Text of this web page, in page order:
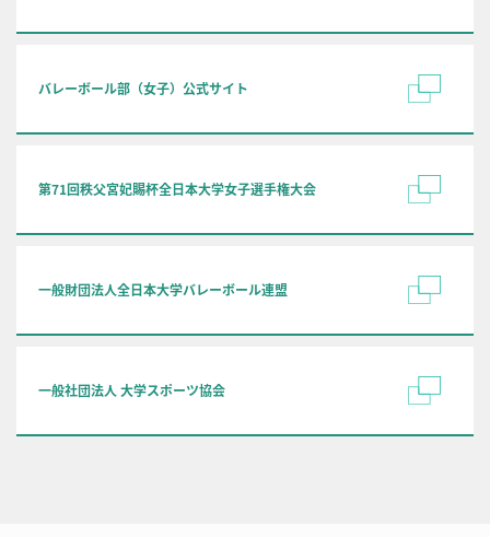
バレーボール部（女子）公式サイト
第71回秩父宮妃賜杯全日本大学女子選手権大会
一般財団法人全日本大学バレーボール連盟
一般社団法人 大学スポーツ協会